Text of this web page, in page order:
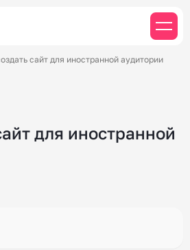
сайт для иностранной аудитории
для иностранной